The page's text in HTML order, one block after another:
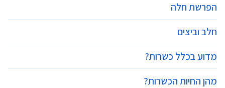
הפרשת חלה
חלב וביצים
מדוע בכלל כשרות?
מהן החיות הכשרות?